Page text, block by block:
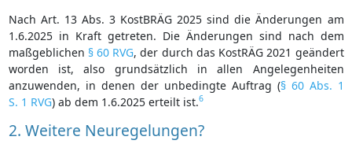
Nach Art. 13 Abs. 3 KostBRÄG 2025 sind die Änderungen am
1.6.2025 in Kraft getreten. Die Änderungen sind nach dem
maßgeblichen § 60 RVG, der durch das KostRÄG 2021 geändert
worden ist, also grundsätzlich in allen Angelegenheiten
anzuwenden, in denen der unbedingte Auftrag (§ 60 Abs. 1
S. 1 RVG) ab dem 1.6.2025 erteilt ist.6
2. Weitere Neuregelungen?